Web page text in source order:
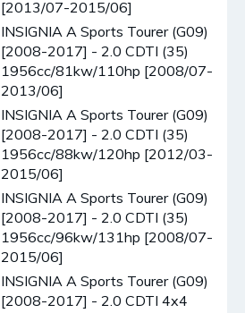
[2013/07-2015/06]
INSIGNIA A Sports Tourer (G09)
[2008-2017] - 2.0 CDTI (35)
1956cc/81kw/110hp [2008/07-
2013/06]
INSIGNIA A Sports Tourer (G09)
[2008-2017] - 2.0 CDTI (35)
1956cc/88kw/120hp [2012/03-
2015/06]
INSIGNIA A Sports Tourer (G09)
[2008-2017] - 2.0 CDTI (35)
1956cc/96kw/131hp [2008/07-
2015/06]
INSIGNIA A Sports Tourer (G09)
[2008-2017] - 2.0 CDTI 4x4